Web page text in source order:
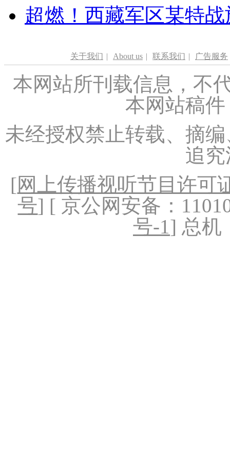
超燃！西藏军区某特
关于我们 | About us | 联系我们 | 广告服务
本网站所刊载信息，不
本网站稿
未经授权禁止转载、摘
追
[网上传播视听节目许可
号] [ 京公网安备：
号-1] 总机